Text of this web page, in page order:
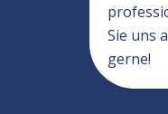
Sie uns
gerne!